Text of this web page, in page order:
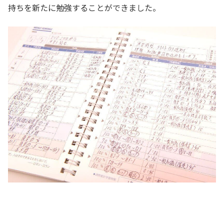
持ちを新たに勉強することができました。